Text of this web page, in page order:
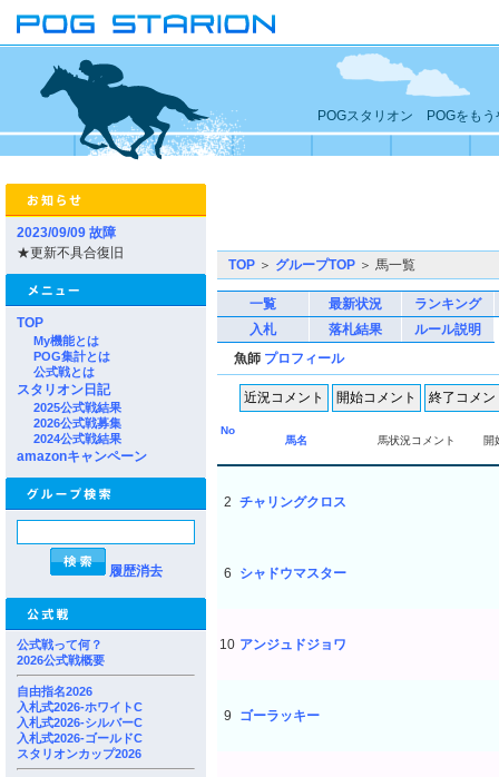
POGスタリオン POGをもう
2023/09/09 故障
★更新不具合復旧
TOP
My機能とは
POG集計とは
公式戦とは
スタリオン日記
2025公式戦結果
2026公式戦募集
2024公式戦結果
amazonキャンペーン
履歴消去
公式戦って何？
2026公式戦概要
自由指名2026
入札式2026-ホワイトC
入札式2026-シルバーC
入札式2026-ゴールドC
スタリオンカップ2026
TOP ＞ グループTOP ＞ 馬一覧
一覧 最新状況
ランキング
入札
落札結果
ルール説明
魚師 プロフィール
No
馬名
馬状況コメント 開
2 チャリングクロス
6 シャドウマスター
10 アンジュドジョワ
9 ゴーラッキー